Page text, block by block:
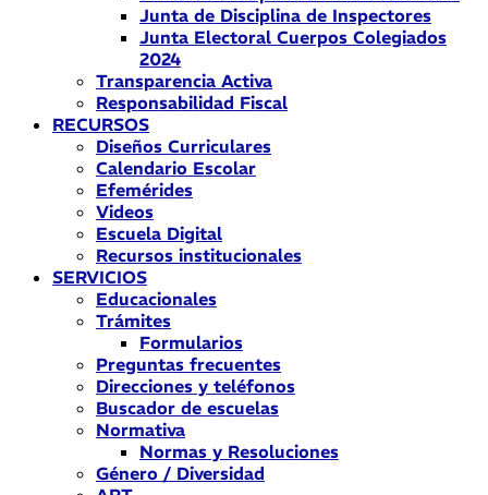
Junta de Disciplina de Inspectores
Junta Electoral Cuerpos Colegiados
2024
Transparencia Activa
Responsabilidad Fiscal
RECURSOS
Diseños Curriculares
Calendario Escolar
Efemérides
Videos
Escuela Digital
Recursos institucionales
SERVICIOS
Educacionales
Trámites
Formularios
Preguntas frecuentes
Direcciones y teléfonos
Buscador de escuelas
Normativa
Normas y Resoluciones
Género / Diversidad